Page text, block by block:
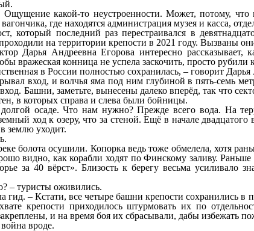
какой-то неустроенности. Может, потому,
где находятся администрация музея и касса,
который последний раз перестраивался в
на территории крепости в 2021 году. Вызваны
Дарья Андреевна Егорова интересно
вражеская конница не успела заскочить, просто
в России полностью сохранилась, – говорит
вход, и волчья яма под ним глубиной в пять-семь
Башни, заметьте, вынесены далеко вперёд, так что
в которых справа и слева были бойницы.
осаде. Что нам нужно? Прежде всего вода. На
ход к озеру, что за стеной. Ещё в начале
землю уходит.
болота осушили. Копорка ведь тоже обмелела, хотя
видно, как корабли ходят по Финскому заливу.
за 40 вёрст». Близость к берегу весьма усиливало
– туристы оживились.
гид. – Кстати, все четыре башни крепости
крепости приходилось штурмовать их по
и на время боя их сбрасывали, дабы избежать
вроде.